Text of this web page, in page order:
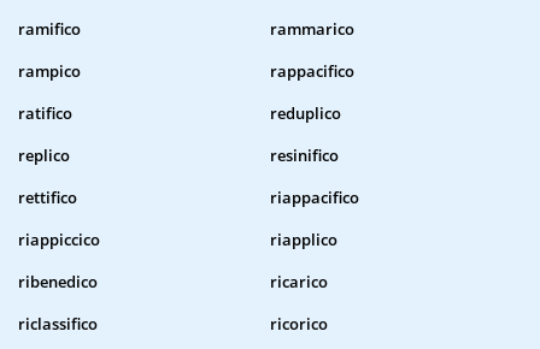
ramifico
rammarico
rampico
rappacifico
ratifico
reduplico
replico
resinifico
rettifico
riappacifico
riappiccico
riapplico
ribenedico
ricarico
riclassifico
ricorico